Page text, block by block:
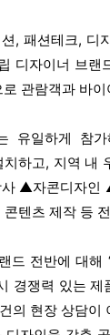
, 패션테크, 디
디자이너 브
관람객과 바
유일하게 참
치하고, 지역
▲자콘디자인
텐츠 제작 등
드 전반에 대
경쟁력 있는
의 현장 상담이